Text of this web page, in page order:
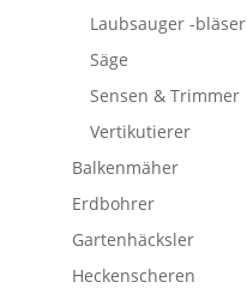
Laubsauger -bläser
Säge
Sensen & Trimmer
Vertikutierer
Balkenmäher
Erdbohrer
Gartenhäcksler
Heckenscheren